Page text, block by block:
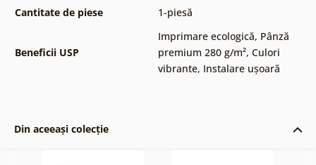
Cantitate de piese
1-piesă
Beneficii USP
Imprimare ecologică, Pânză
premium 280 g/m², Culori
vibrante, Instalare ușoară
Din aceeași colecție